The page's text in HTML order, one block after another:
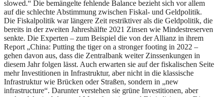
slowed.“ Die bemängelte fehlende Balance bezieht sich vor allem
auf die schlechte Abstimmung zwischen Fiskal- und Geldpolitik.
Die Fiskalpolitik war längere Zeit restriktiver als die Geldpolitik, die
bereits in der zweiten Jahreshälfte 2021 Zinsen wie Mindestreserven
senkte. Die Experten – zum Beispiel die von der Allianz in ihrem
Report „China: Putting the tiger on a stronger footing in 2022 –
gehen davon aus, dass die Zentralbank weiter Zinssenkungen in
diesem Jahr folgen lässt. Auch erwarten sie auf der fiskalischen Seite
mehr Investitionen in Infrastruktur, aber nicht in die klassische
Infrastruktur wie Brücken oder Straßen, sondern in „new
infrastructure“. Darunter verstehen sie grüne Investitionen, aber